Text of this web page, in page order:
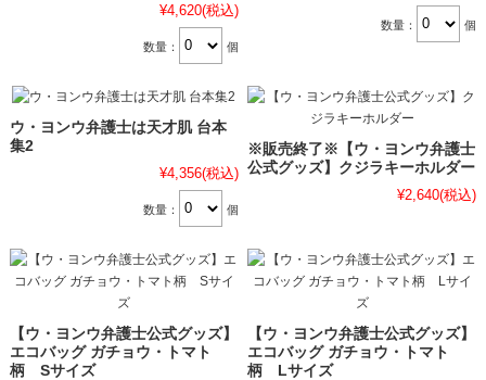
¥4,620(税込)
数量： 個
数量： 個
ウ・ヨンウ弁護士は天才肌 台本
集2
¥4,356(税込)
数量： 個
※販売終了※【ウ・ヨンウ弁護士
公式グッズ】クジラキーホルダー
¥2,640(税込)
【ウ・ヨンウ弁護士公式グッズ】
エコバッグ ガチョウ・トマト
柄 Sサイズ
【ウ・ヨンウ弁護士公式グッズ】
エコバッグ ガチョウ・トマト
柄 Lサイズ